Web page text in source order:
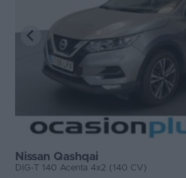
Nissan Qashqai
DIG-T 140 Acenta 4x2 (140 CV)